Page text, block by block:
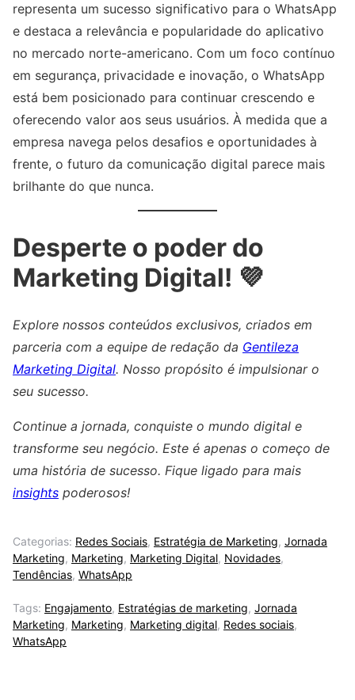
representa um sucesso significativo para o WhatsApp
e destaca a relevância e popularidade do aplicativo
no mercado norte-americano. Com um foco contínuo
em segurança, privacidade e inovação, o WhatsApp
está bem posicionado para continuar crescendo e
oferecendo valor aos seus usuários. À medida que a
empresa navega pelos desafios e oportunidades à
frente, o futuro da comunicação digital parece mais
brilhante do que nunca.
Desperte o poder do
Marketing Digital! 💜
Explore nossos conteúdos exclusivos, criados em
parceria com a equipe de redação da Gentileza
Marketing Digital. Nosso propósito é impulsionar o
seu sucesso.
Continue a jornada, conquiste o mundo digital e
transforme seu negócio. Este é apenas o começo de
uma história de sucesso. Fique ligado para mais
insights poderosos!
Categorias: Redes Sociais, Estratégia de Marketing, Jornada
Marketing, Marketing, Marketing Digital, Novidades,
Tendências, WhatsApp
Tags: Engajamento, Estratégias de marketing, Jornada
Marketing, Marketing, Marketing digital, Redes sociais,
WhatsApp